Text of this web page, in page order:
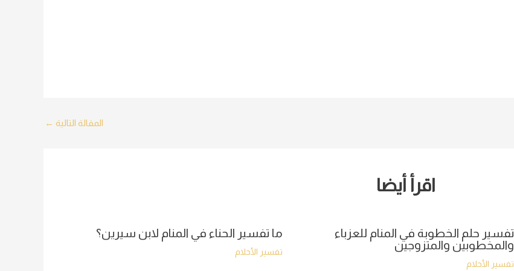
المقالة التالية ←
اقرأ أيضا
تفسير حلم الخطوبة في المنام للعزباء
والمخطوبين والمتزوجين
تفسير الأحلام
ما تفسير الحناء في المنام لابن سيرين؟
تفسير الأحلام